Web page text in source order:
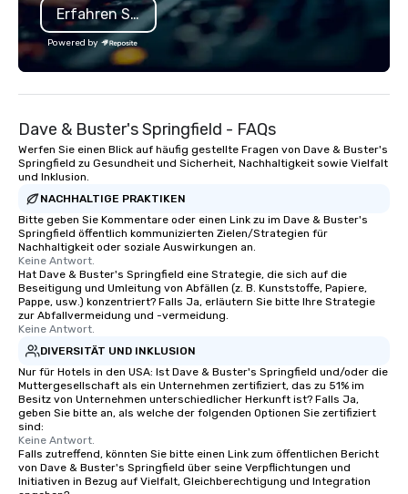
specializing in escorting large groups
with utmost care, who personalizes
each experience with fun and
engaging information along the way.
dining experience melded into one,
that are sure to add new vitality to
meeting events, from conferences to
Dining When meeting planners book a
corporate group event through Lip
Smacking Foodie Tours, the entire
group is assured a top-notch dining
experience with three to four
signature dishes at each restaurant.
Our affordable tours are priced per
included. The only thing not included
are drinks. However, a beverage
package upgrade is available, which
provides guests a signature cocktail
at various stops. Build Your Network
Our exclusive experiences provide the
ultimate networking opportunities. At
Erfahren Sie mehr
Powered by
Dave & Buster's Springfield - FAQs
Werfen Sie einen Blick auf häufig gestellte Fragen von Dave & Buster's
Springfield zu Gesundheit und Sicherheit, Nachhaltigkeit sowie Vielfalt
und Inklusion.
NACHHALTIGE PRAKTIKEN
Bitte geben Sie Kommentare oder einen Link zu im Dave & Buster's
Springfield öffentlich kommunizierten Zielen/Strategien für
Nachhaltigkeit oder soziale Auswirkungen an.
Keine Antwort.
Hat Dave & Buster's Springfield eine Strategie, die sich auf die
Beseitigung und Umleitung von Abfällen (z. B. Kunststoffe, Papiere,
Pappe, usw.) konzentriert? Falls Ja, erläutern Sie bitte Ihre Strategie
zur Abfallvermeidung und -vermeidung.
Keine Antwort.
DIVERSITÄT UND INKLUSION
Nur für Hotels in den USA: Ist Dave & Buster's Springfield und/oder die
Muttergesellschaft als ein Unternehmen zertifiziert, das zu 51% im
Besitz von Unternehmen unterschiedlicher Herkunft ist? Falls Ja,
geben Sie bitte an, als welche der folgenden Optionen Sie zertifiziert
sind:
Keine Antwort.
Falls zutreffend, könnten Sie bitte einen Link zum öffentlichen Bericht
von Dave & Buster's Springfield über seine Verpflichtungen und
Initiativen in Bezug auf Vielfalt, Gleichberechtigung und Integration